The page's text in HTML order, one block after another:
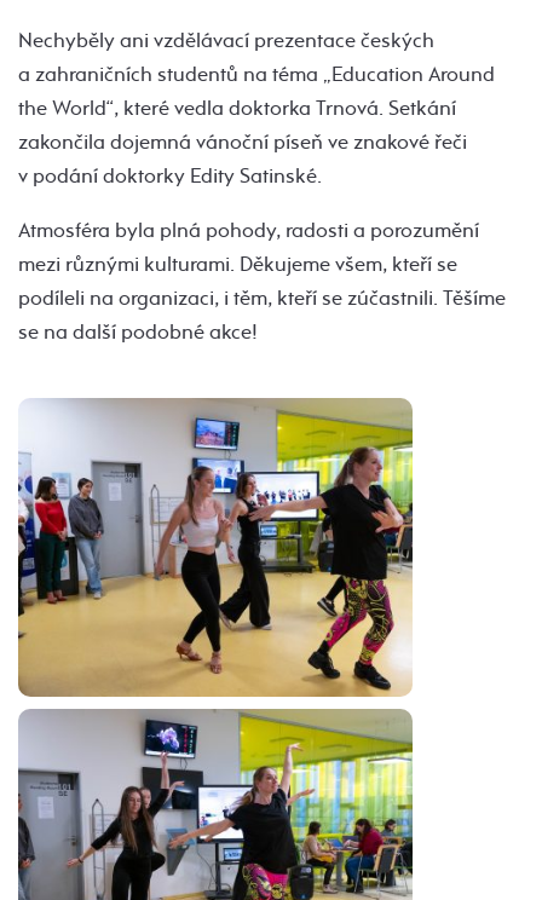
Nechyběly ani vzdělávací prezentace českých
a zahraničních studentů na téma „Education Around
the World“, které vedla doktorka Trnová. Setkání
zakončila dojemná vánoční píseň ve znakové řeči
v podání doktorky Edity Satinské.
Atmosféra byla plná pohody, radosti a porozumění
mezi různými kulturami. Děkujeme všem, kteří se
podíleli na organizaci, i těm, kteří se zúčastnili. Těšíme
se na další podobné akce!